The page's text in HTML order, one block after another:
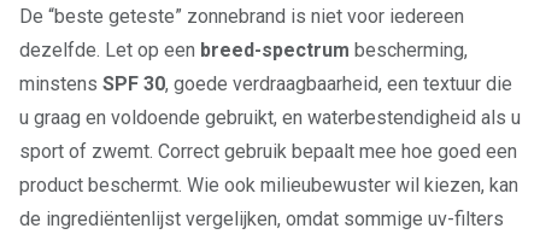
De “beste geteste” zonnebrand is niet voor iedereen
dezelfde. Let op een breed-spectrum bescherming,
minstens SPF 30, goede verdraagbaarheid, een textuur die
u graag en voldoende gebruikt, en waterbestendigheid als u
sport of zwemt. Correct gebruik bepaalt mee hoe goed een
product beschermt. Wie ook milieubewuster wil kiezen, kan
de ingrediëntenlijst vergelijken, omdat sommige uv-filters